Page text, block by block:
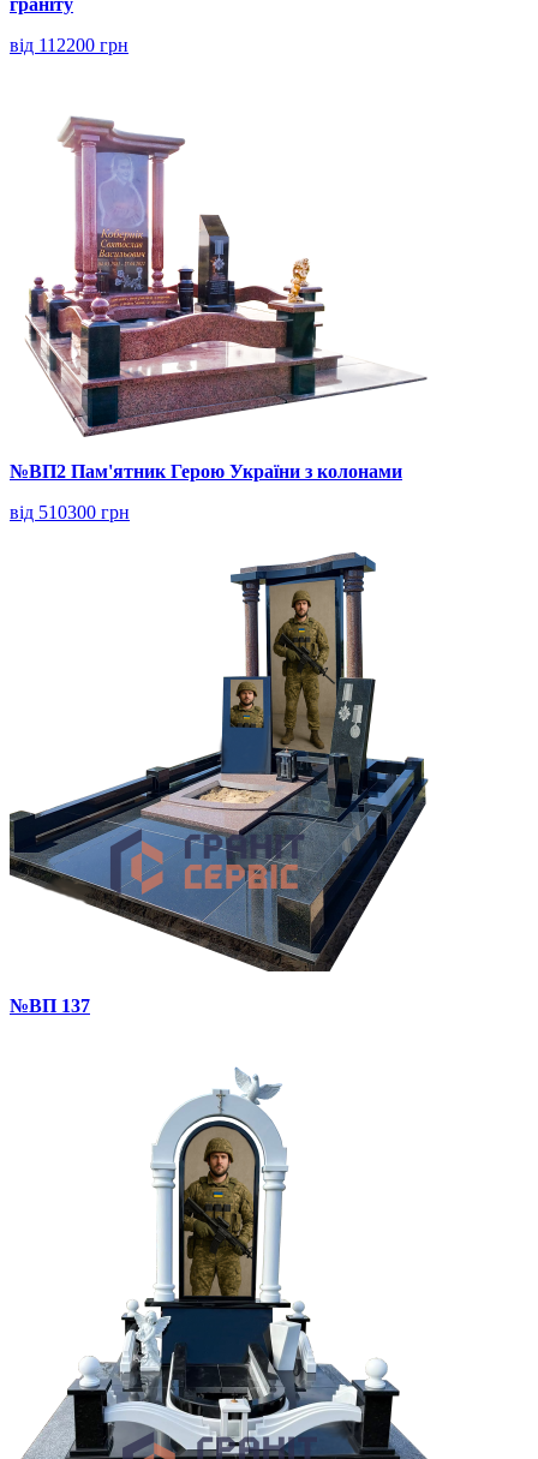
від 112200 грн
№ВП2 Пам'ятник Герою України з колонами
від 510300 грн
№ВП 137